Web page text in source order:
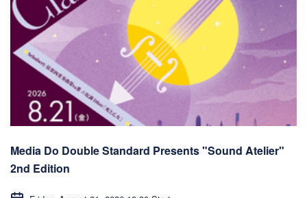
Media Do Double Standard Presents "Sound Atelier"
2nd Edition